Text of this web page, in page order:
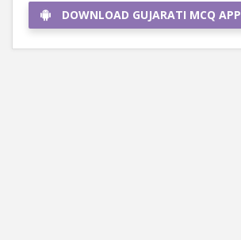
DOWNLOAD GUJARATI MCQ APP